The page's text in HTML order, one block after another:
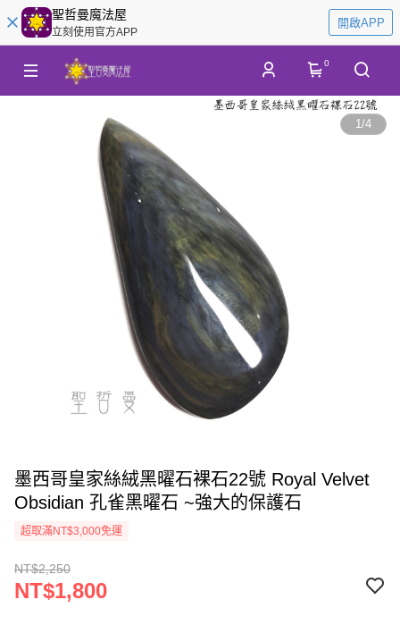
聖哲曼魔法屋
立刻使用官方APP
開啟APP
0
1/4
墨西哥皇家絲絨黑曜石裸石22號 Royal Velvet
Obsidian 孔雀黑曜石 ~強大的保護石
超取滿NT$3,000免運
NT$2,250
NT$1,800